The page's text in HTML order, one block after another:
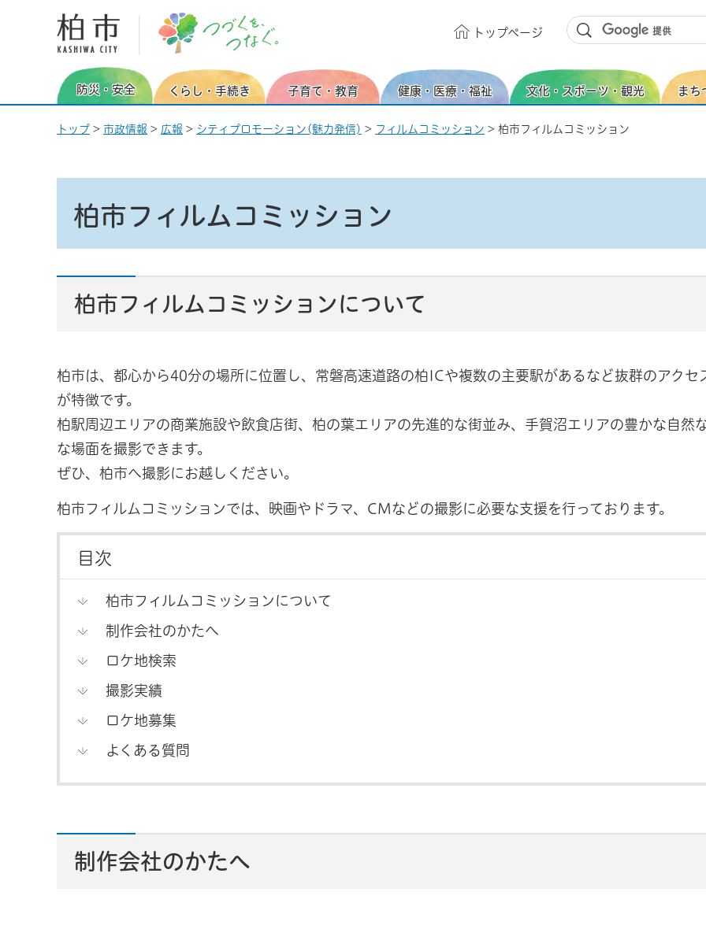
柏市 つづくを、つなぐ。
トップページ
防災・安全 くらし・手続き 子育て・教育 健康・医療・福祉 文化・スポーツ・観光 まち
トップ > 市政情報 > 広報 > シティプロモーション(魅力発信) > フィルムコミッション > 柏市フィルムコミッション
柏市フィルムコミッション
柏市フィルムコミッションについて
柏市は、都心から40分の場所に位置し、常磐高速道路の柏ICや複数の主要駅があるなど抜群のアクセ
が特徴です。
柏駅周辺エリアの商業施設や飲食店街、柏の葉エリアの先進的な街並み、手賀沼エリアの豊かな自然
な場面を撮影できます。
ぜひ、柏市へ撮影にお越しください。
柏市フィルムコミッションでは、映画やドラマ、CMなどの撮影に必要な支援を行っております。
目次
柏市フィルムコミッションについて
制作会社のかたへ
ロケ地検索
撮影実績
ロケ地募集
よくある質問
制作会社のかたへ